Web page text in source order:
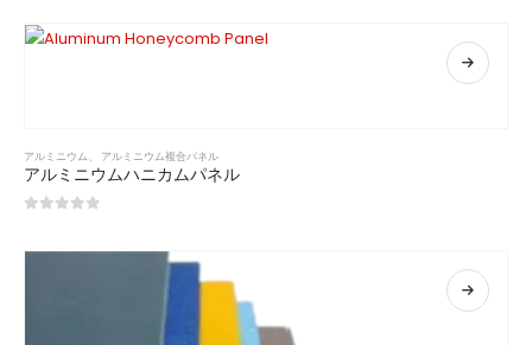
アルミニウム、 アルミニウム複合パネル
アルミニウムハニカムパネル